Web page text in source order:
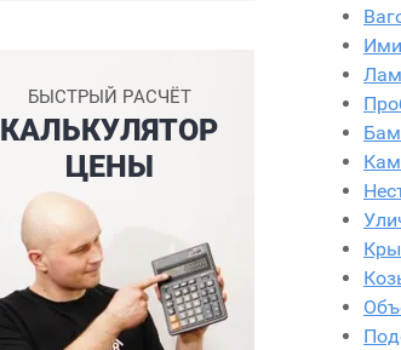
БЫСТРЫЙ РАСЧЁТ
КАЛЬКУЛЯТОР
ЦЕНЫ